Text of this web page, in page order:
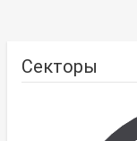
Секторы